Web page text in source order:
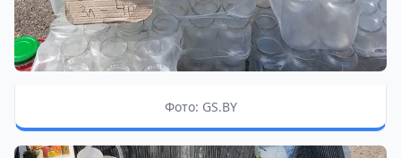
Фото: GS.BY